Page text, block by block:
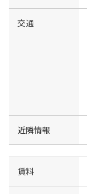
交通
近隣情報
賃料